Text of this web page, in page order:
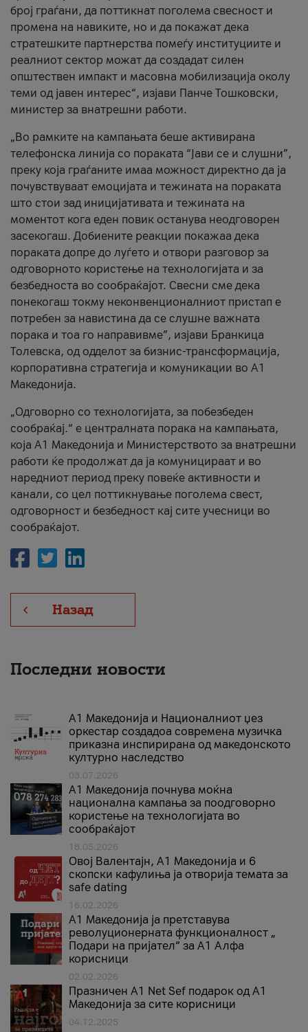
број граѓани, да поттикнат поголема свесност и
промена на навиките, но и да покажат дека
стратешките партнерства помеѓу институциите и
реалниот сектор можат да создадат силен
општествен импакт и масовна мобилизација околу
теми од јавен интерес“, изјави Панче Тошковски,
министер за внатрешни работи.
„Во рамките на кампањата беше активирана
телефонска линија со пораката “Јави се и слушни”,
преку која граѓаните имаа можност директно да ја
почувствуваат емоцијата и тежината на пораката
што стои зад иницијативата и тежината на
моментот кога еден повик останува неодговорен
засекогаш. Добиените реакции покажаа дека
пораката допре до луѓето и отвори разговор за
одговорното користење на технологијата и за
безбедноста во сообраќајот. Свесни сме дека
понекогаш токму неконвенционалниот пристап е
потребен за навистина да се слушне важната
порака и тоа го направивме”, изјави Бранкица
Толевска, од одделот за бизнис-трансформација,
корпоративна стратегија и комуникации во А1
Македонија.
„Одговорно со технологијата, за побезбеден
сообраќај.“ е централната порака на кампањата,
која A1 Македонија и Министерството за внатрешни
работи ќе продолжат да ја комуницираат и во
наредниот период преку повеќе активности и
канали, со цел поттикнување поголема свест,
одговорност и безбедност кај сите учесници во
сообраќајот.
Назад
Последни новости
А1 Македонија и Националниот џез
оркестар создадоа современа музичка
приказна инспирирана од македонското
културно наследство
03.07.2026
A1 Македонија почнува моќна
национална кампања за поодговорно
користење на технологијата во
сообраќајот
18.05.2026
Овој Валентајн, A1 Македонија и 6
скопски кафулиња ја отворија темата за
safe dating
16.02.2026
А1 Македонија ја претставува
револуционерната функционалност „
Подари на пријател“ за А1 Алфа
корисници
02.02.2026
Празничен A1 Net Sеf подарок од А1
Македонија за сите корисници
04.12.2025